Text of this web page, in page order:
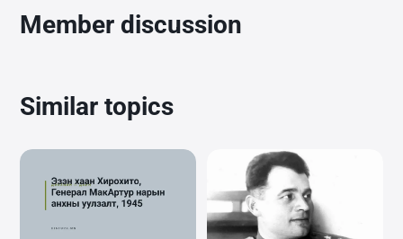
Member discussion
Similar topics